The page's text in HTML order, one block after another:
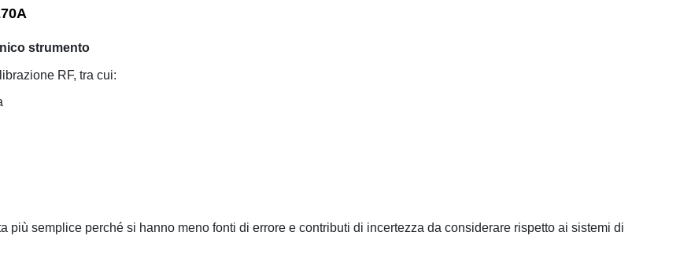
strumento
RF, tra cui:
più semplice perché si hanno meno fonti di errore e contributi di incertezza da considerare rispetto ai sistemi di